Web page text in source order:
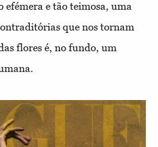
efémera e tão teimosa, uma
que nos tornam
flores é, no fundo, um